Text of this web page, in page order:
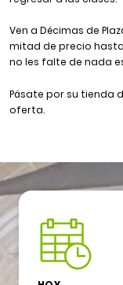
Ven a Décimas de
mitad de precio
no les falte de nada
Pásate por su tienda
oferta.